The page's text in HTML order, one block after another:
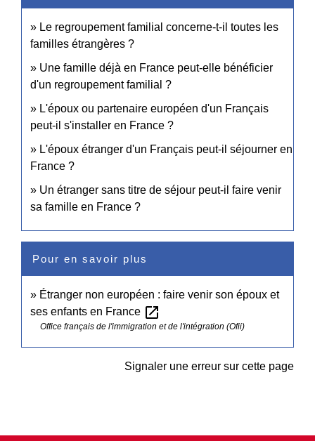
Le regroupement familial concerne-t-il toutes les
familles étrangères ?
Une famille déjà en France peut-elle bénéficier
d'un regroupement familial ?
L'époux ou partenaire européen d'un Français
peut-il s'installer en France ?
L'époux étranger d'un Français peut-il séjourner en
France ?
Un étranger sans titre de séjour peut-il faire venir
sa famille en France ?
Pour en savoir plus
Étranger non européen : faire venir son époux et
ses enfants en France open_in_new
Office français de l'immigration et de l'intégration (Ofii)
Signaler une erreur sur cette page